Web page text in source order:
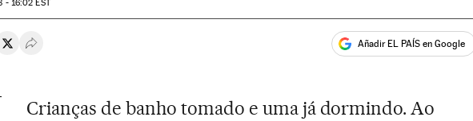
- 16:02 EST
en Whatsapp
en Facebook
Compartir en Twitter
Desplegar Redes Sociales Añadir EL PAÍS en Google
Crianças de banho tomado e uma já dormindo. Ao